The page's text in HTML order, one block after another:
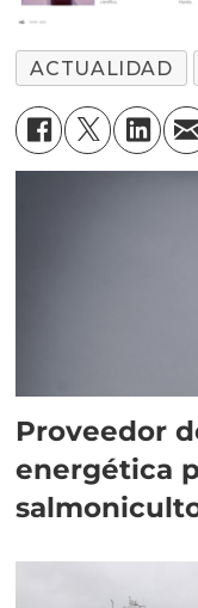
ACTUALIDAD
Proveedor
energética